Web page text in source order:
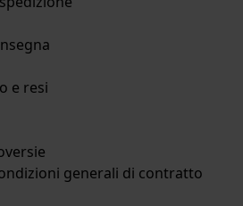
e resi
generali di contratto